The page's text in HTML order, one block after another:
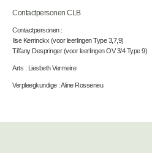
Contactpersonen CLB
Contactpersonen :
Ilse Kerrinckx (voor leerlingen Type 3,7,9)
Tiffany Despringer (voor leerlingen OV 3/4 Type 9)
Arts : Liesbeth Vermeire
Verpleegkundige : Aline Rosseneu